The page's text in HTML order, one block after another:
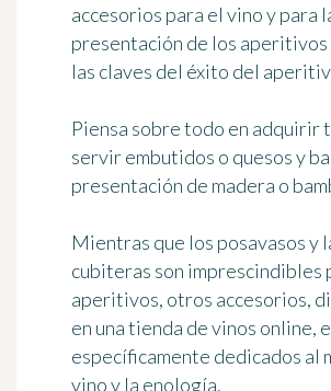
accesorios para el vino y para
presentación de los aperitivos
las claves del éxito del
Piensa sobre todo en adquirir
servir embutidos o quesos y
presentación de madera o
Mientras que los posavasos y
cubiteras son imprescindibles
aperitivos, otros accesorios,
en una tienda de vinos online,
específicamente dedicados al
vino y la enología.